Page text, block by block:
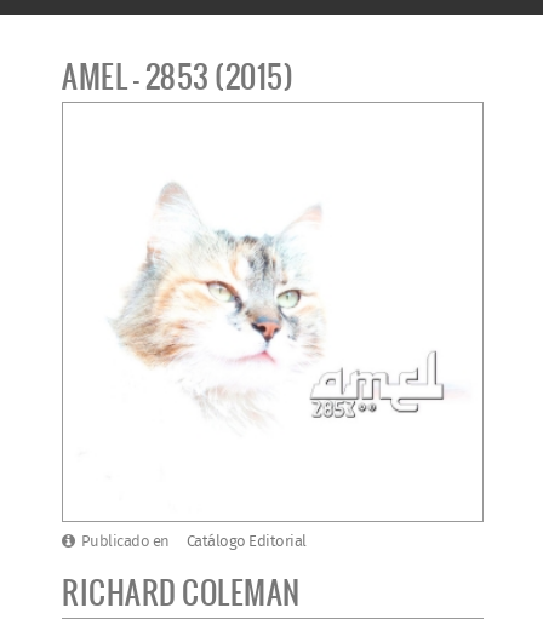
AMEL - 2853 (2015)
Publicado en Catálogo Editorial
RICHARD COLEMAN